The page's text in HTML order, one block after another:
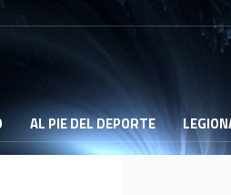
AL PIE DEL DEPORTE